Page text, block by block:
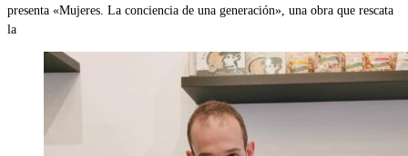
presenta «Mujeres. La conciencia de una generación», una obra que rescata
la